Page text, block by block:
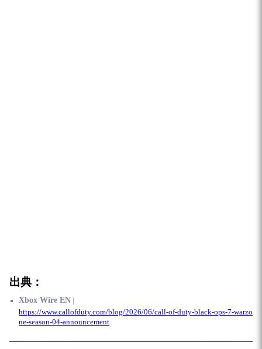
出典：
Xbox Wire EN |
https://www.callofduty.com/blog/2026/06/call-of-duty-black-ops-7-warzo
ne-season-04-announcement